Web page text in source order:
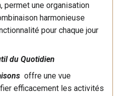
permet une organisation
harmonieuse
pour chaque jour
du Quotidien
offre une vue
efficacement les activités